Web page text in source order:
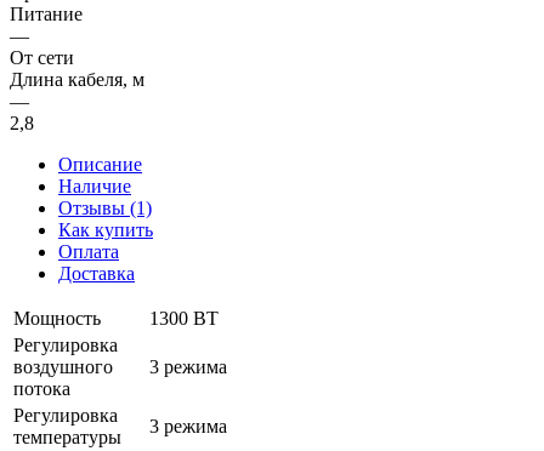
Питание
—
От сети
Длина кабеля, м
—
2,8
Описание
Наличие
Отзывы (1)
Как купить
Оплата
Доставка
Мощность
1300 ВТ
Регулировка
воздушного
потока
3 режима
Регулировка
температуры
3 режима